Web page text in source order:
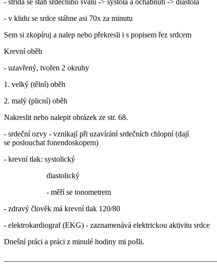
- střídá se stah srdečního svalu -> systola a ochabnutí -> diastola
- v klidu se srdce stáhne asi 70x za minutu
Sem si zkopíruj a nalep nebo překresli i s popisem řez srdcem
Krevní oběh
- uzavřený, tvořen 2 okruhy
1. velký (tělní) oběh
2. malý (plicní) oběh
Nakreslit nebo nalepit obrázek ze str. 68.
- srdeční ozvy - vznikají při uzavírání srdečních chlopní (dají
se poslouchat fonendoskopem)
- krevní tlak: systolický
diastolický
- měří se tonometrem
- zdravý člověk má krevní tlak 120/80
- elektrokardiograf (EKG) - zaznamenává elektrickou aktivitu srdce
Dnešní práci a práci z minulé hodiny mi pošli.